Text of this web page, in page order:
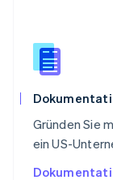
Gründen Sie
ein US-
English
Spanien
Español
Thailand
English
English